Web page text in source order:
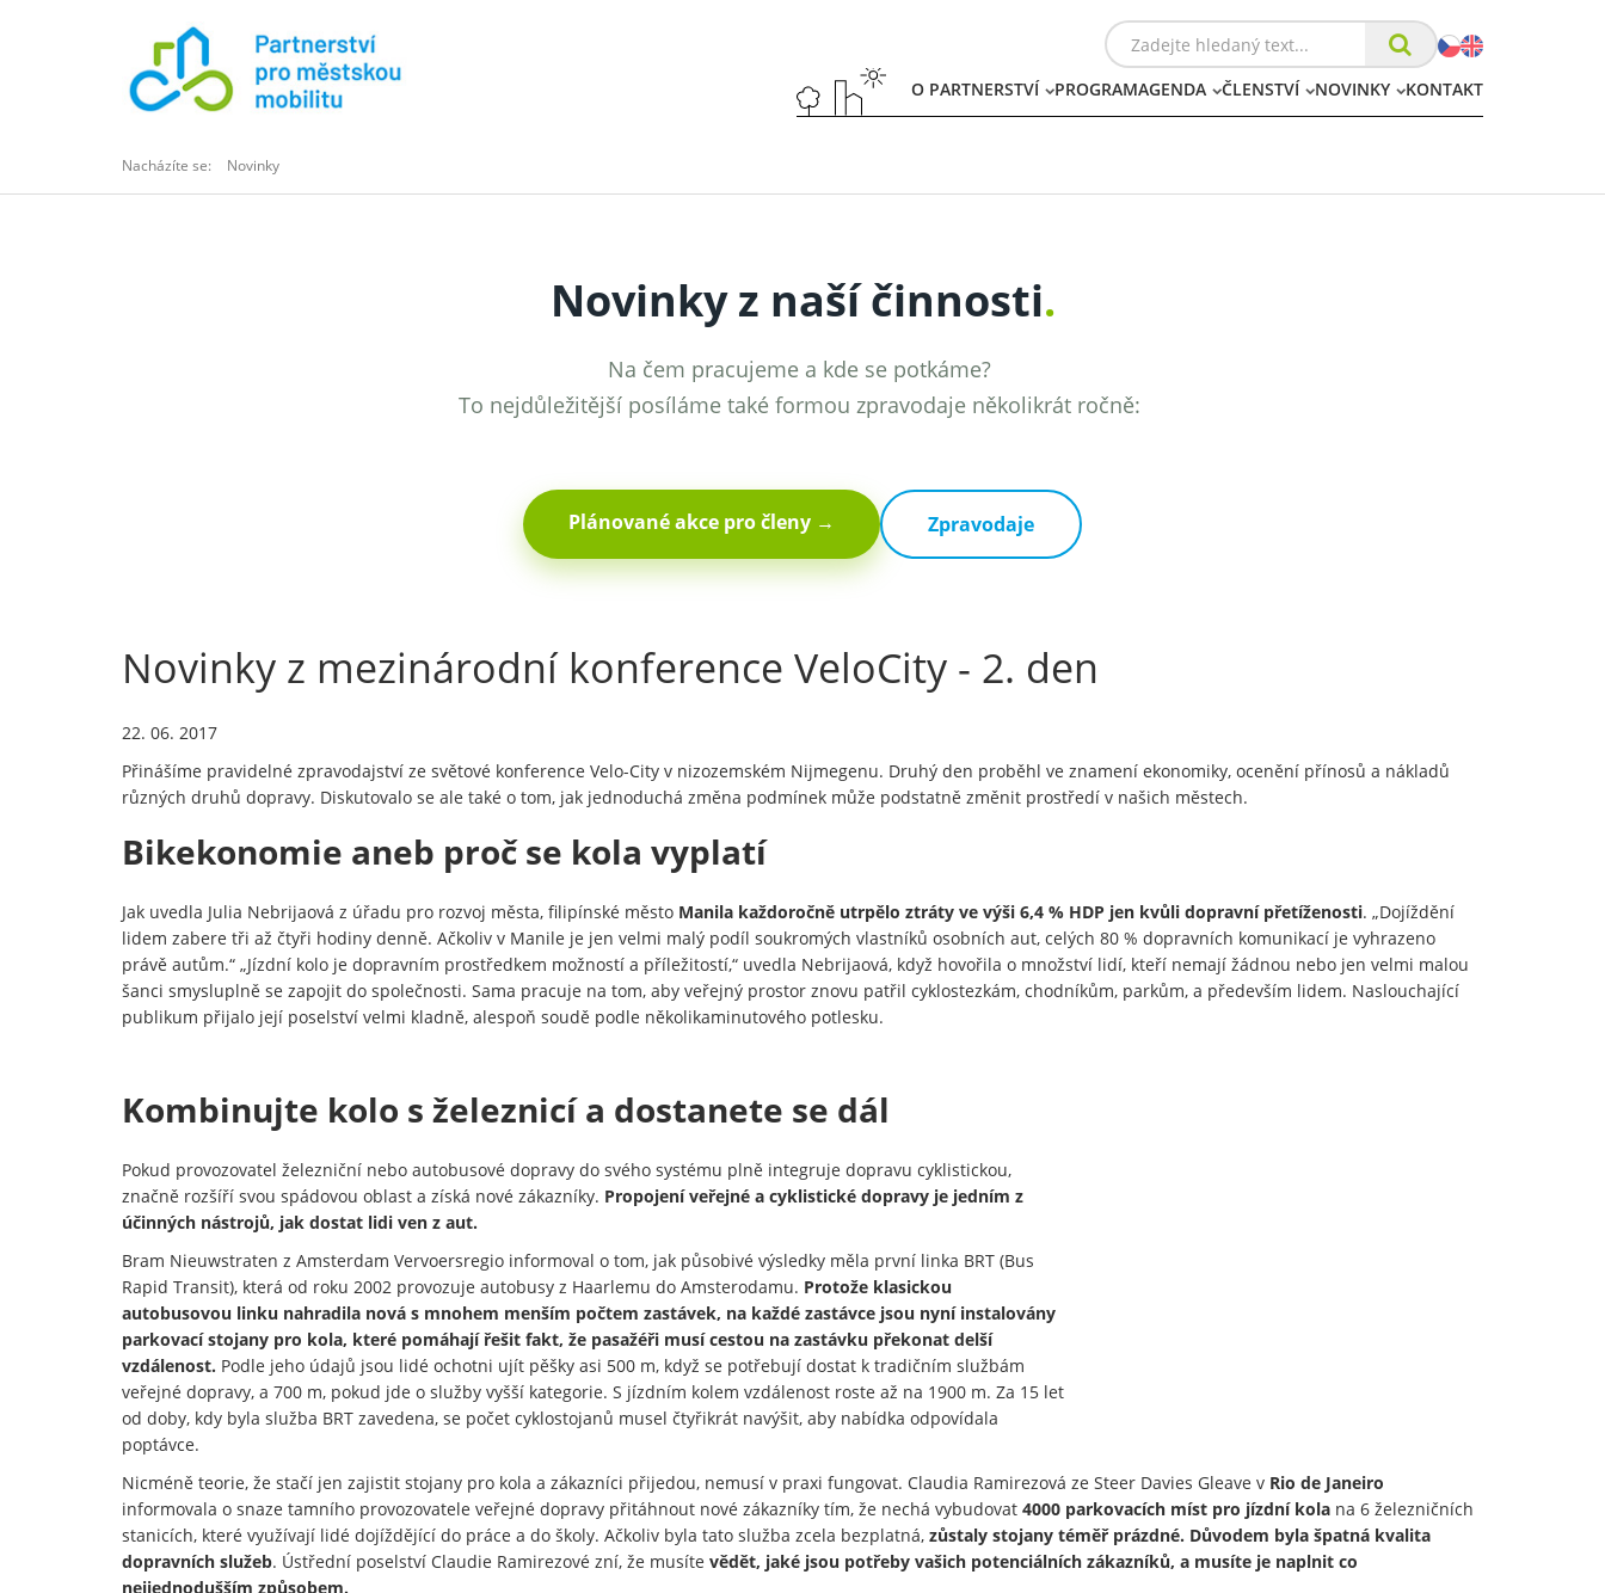
O PARTNERSTVÍ PROGRAMAGENDA ČLENSTVÍ NOVINKY KONTAKT
Nacházíte se: Novinky
Novinky z naší činnosti.
Na čem pracujeme a kde se potkáme?
To nejdůležitější posíláme také formou zpravodaje několikrát ročně:
Plánované akce pro členy → Zpravodaje
Novinky z mezinárodní konference VeloCity - 2. den
22. 06. 2017
Přinášíme pravidelné zpravodajství ze světové konference Velo-City v nizozemském Nijmegenu. Druhý den proběhl ve znamení ekonomiky, ocenění přínosů a nákladů
různých druhů dopravy. Diskutovalo se ale také o tom, jak jednoduchá změna podmínek může podstatně změnit prostředí v našich městech.
Bikekonomie aneb proč se kola vyplatí
Jak uvedla Julia Nebrijaová z úřadu pro rozvoj města, filipínské město Manila každoročně utrpělo ztráty ve výši 6,4 % HDP jen kvůli dopravní přetíženosti. „Dojíždění
lidem zabere tři až čtyři hodiny denně. Ačkoliv v Manile je jen velmi malý podíl soukromých vlastníků osobních aut, celých 80 % dopravních komunikací je vyhrazeno
právě autům.“ „Jízdní kolo je dopravním prostředkem možností a příležitostí,“ uvedla Nebrijaová, když hovořila o množství lidí, kteří nemají žádnou nebo jen velmi malou
šanci smysluplně se zapojit do společnosti. Sama pracuje na tom, aby veřejný prostor znovu patřil cyklostezkám, chodníkům, parkům, a především lidem. Naslouchající
publikum přijalo její poselství velmi kladně, alespoň soudě podle několikaminutového potlesku.
Kombinujte kolo s železnicí a dostanete se dál
Pokud provozovatel železniční nebo autobusové dopravy do svého systému plně integruje dopravu cyklistickou,
značně rozšíří svou spádovou oblast a získá nové zákazníky. Propojení veřejné a cyklistické dopravy je jedním z
účinných nástrojů, jak dostat lidi ven z aut.
Bram Nieuwstraten z Amsterdam Vervoersregio informoval o tom, jak působivé výsledky měla první linka BRT (Bus
Rapid Transit), která od roku 2002 provozuje autobusy z Haarlemu do Amsterodamu. Protože klasickou
autobusovou linku nahradila nová s mnohem menším počtem zastávek, na každé zastávce jsou nyní instalovány
parkovací stojany pro kola, které pomáhají řešit fakt, že pasažéři musí cestou na zastávku překonat delší
vzdálenost. Podle jeho údajů jsou lidé ochotni ujít pěšky asi 500 m, když se potřebují dostat k tradičním službám
veřejné dopravy, a 700 m, pokud jde o služby vyšší kategorie. S jízdním kolem vzdálenost roste až na 1900 m. Za 15 let
od doby, kdy byla služba BRT zavedena, se počet cyklostojanů musel čtyřikrát navýšit, aby nabídka odpovídala
poptávce.
Nicméně teorie, že stačí jen zajistit stojany pro kola a zákazníci přijedou, nemusí v praxi fungovat. Claudia Ramirezová ze Steer Davies Gleave v Rio de Janeiro
informovala o snaze tamního provozovatele veřejné dopravy přitáhnout nové zákazníky tím, že nechá vybudovat 4000 parkovacích míst pro jízdní kola na 6 železničních
stanicích, které využívají lidé dojíždějící do práce a do školy. Ačkoliv byla tato služba zcela bezplatná, zůstaly stojany téměř prázdné. Důvodem byla špatná kvalita
dopravních služeb. Ústřední poselství Claudie Ramirezové zní, že musíte vědět, jaké jsou potřeby vašich potenciálních zákazníků, a musíte je naplnit co
nejjednodušším způsobem.